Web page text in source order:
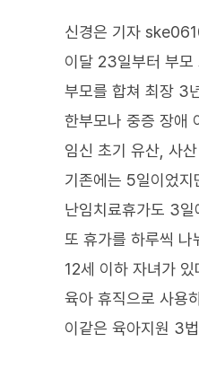
신경은 기자
이달 23일부터 부모
부모를 합쳐 최장 3
한부모나 중증 장애
임신 초기 유산, 사
기존에는 5일이었
난임치료휴가도 3
또 휴가를 하루씩 나
12세 이하 자녀가
육아 휴직으로 사용
이같은 육아지원 3